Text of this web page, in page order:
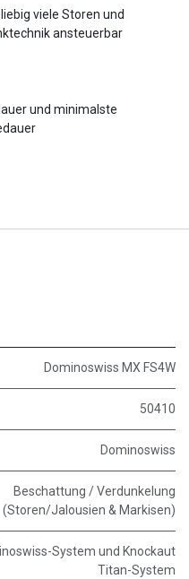
viele Storen und
ansteuerbar
und minimalste
Dominoswiss MX FS4W
50410
Dominoswiss
Beschattung / Verdunkelung
(Storen/Jalousien & Markisen)
System und Knockaut
Titan-System